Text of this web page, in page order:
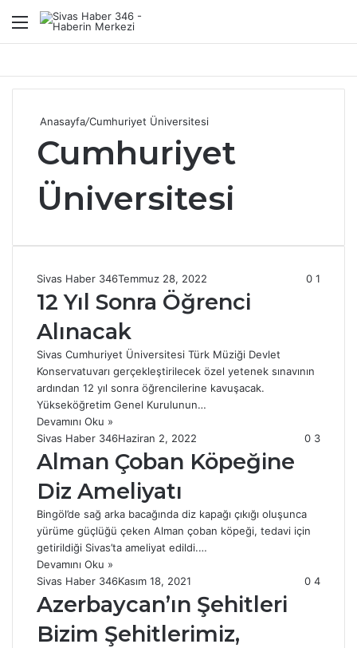
Menü
Anasayfa/Cumhuriyet Üniversitesi
Cumhuriyet
Üniversitesi
Sivas Haber 346Temmuz 28, 2022 0 1
12 Yıl Sonra Öğrenci
Alınacak
Sivas Cumhuriyet Üniversitesi Türk Müziği Devlet
Konservatuvarı gerçekleştirilecek özel yetenek sınavının
ardından 12 yıl sonra öğrencilerine kavuşacak.
Yükseköğretim Genel Kurulunun…
Devamını Oku »
Sivas Haber 346Haziran 2, 2022 0 3
Alman Çoban Köpeğine
Diz Ameliyatı
Bingöl’de sağ arka bacağında diz kapağı çıkığı oluşunca
yürüme güçlüğü çeken Alman çoban köpeği, tedavi için
getirildiği Sivas’ta ameliyat edildi.…
Devamını Oku »
Sivas Haber 346Kasım 18, 2021 0 4
Azerbaycan’ın Şehitleri
Bizim Şehitlerimiz,